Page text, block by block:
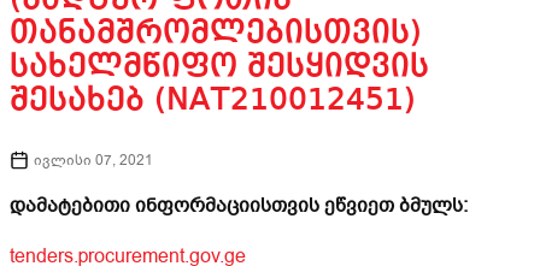
ᲗᲐᲜᲐᲛᲨᲠᲝᲛᲚᲔᲑᲘᲡᲗᲕᲘᲡ)
ᲡᲐᲮᲔᲚᲛᲬᲘᲤᲝ ᲨᲔᲡᲧᲘᲓᲕᲘᲡ
ᲨᲔᲡᲐᲮᲔᲑ (NAT210012451)
ივლისი 07, 2021
დამატებითი ინფორმაციისთვის ეწვიეთ ბმულს:
tenders.procurement.gov.ge